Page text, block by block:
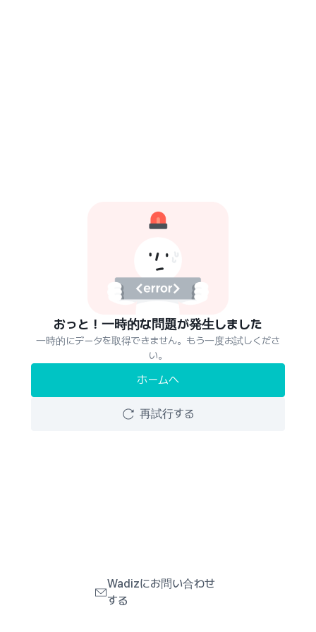
おっと！一時的な問題が発生しました
一時的にデータを取得できません。もう一度お試しくださ
い。
ホームへ
再試行する
Wadizにお問い合わせ
する